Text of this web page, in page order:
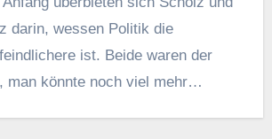
darin, wessen Politik die
ist. Beide waren der
man könnte noch viel mehr…